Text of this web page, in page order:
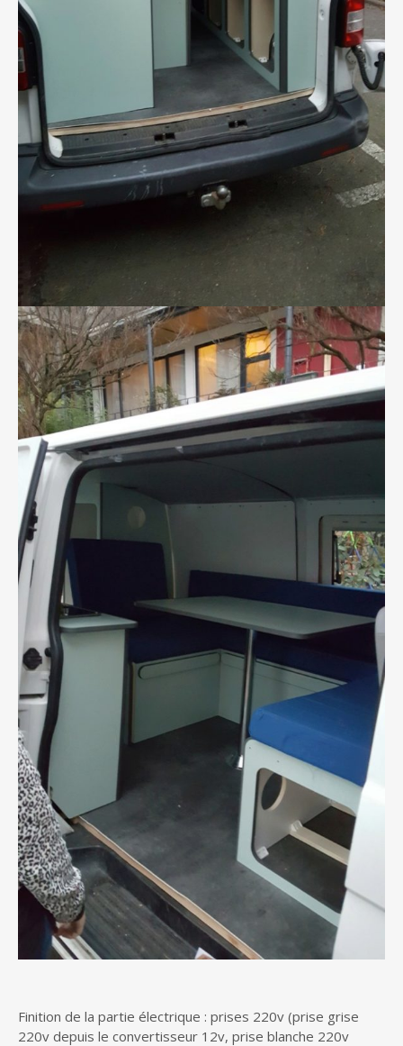
Finition de la partie électrique : prises 220v (prise grise
220v depuis le convertisseur 12v, prise blanche 220v